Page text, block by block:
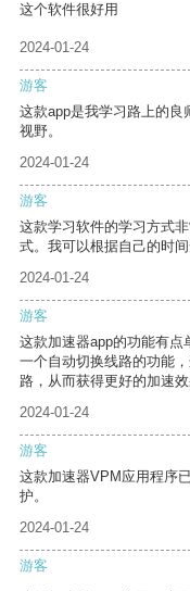
这个软件很好用
2024-01-24
游客
这款app是我学习路上的
视野。
2024-01-24
游客
这款学习软件的学习方式
式。我可以根据自己的时间
2024-01-24
游客
这款加速器app的功能有点
一个自动切换线路的功能
路，从而获得更好的加速效
2024-01-24
游客
这款加速器VPM应用程序
护。
2024-01-24
游客